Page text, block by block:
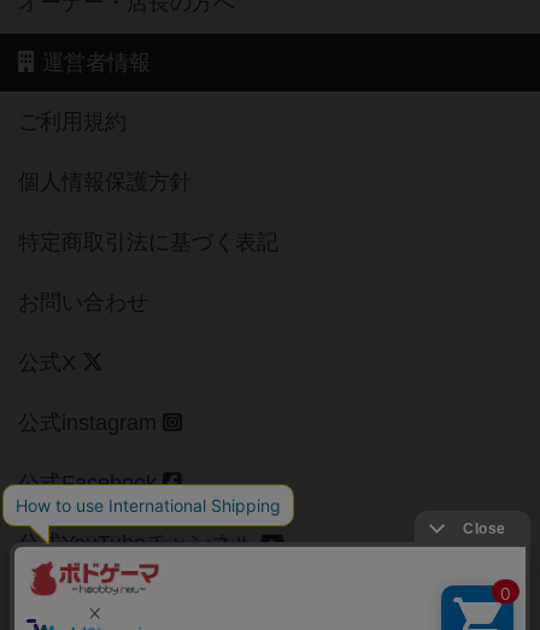
運営者情報
ご利用規約
個人情報保護方針
特定商取引法に基づく表記
お問い合わせ
公式X
公式instagram
公式Facebook
公式YouTubeチャンネル